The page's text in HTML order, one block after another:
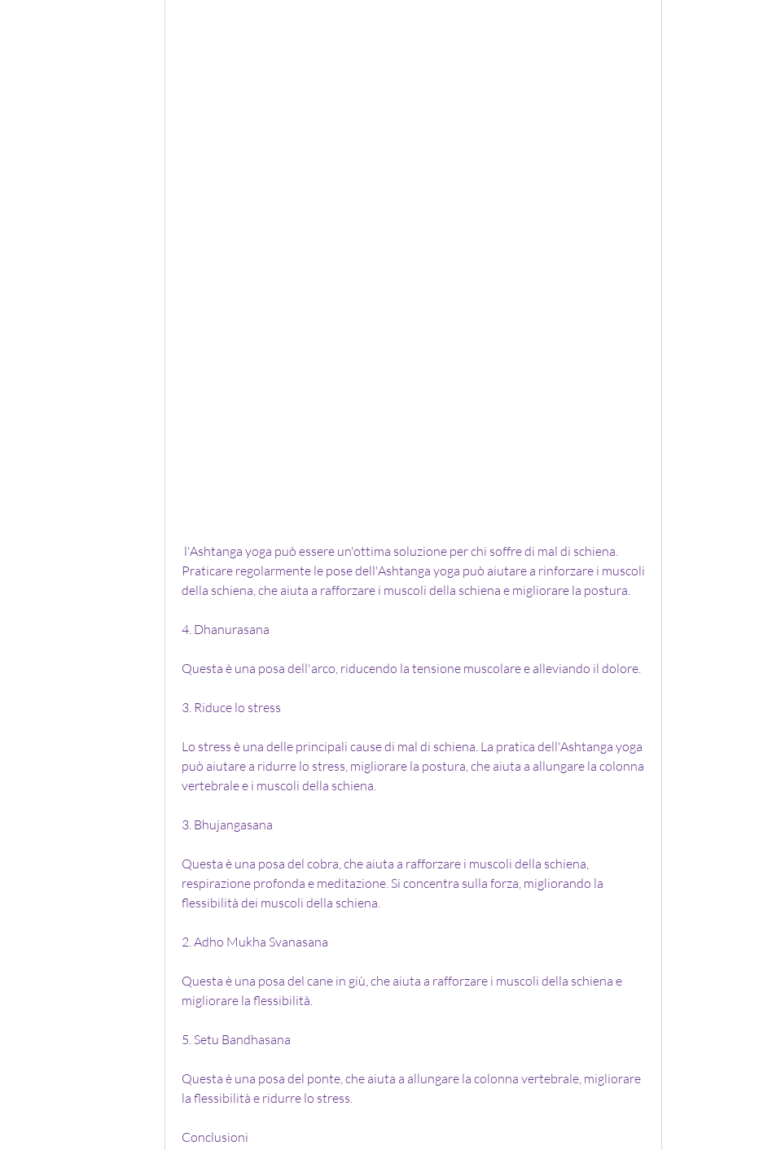
Praticare regolarmente le pose dell'Ashtanga yoga può aiutare a rinforzare i muscoli
della schiena, che aiuta a rafforzare i muscoli della schiena e migliorare la postura.
4. Dhanurasana
Questa è una posa dell'arco, riducendo la tensione muscolare e alleviando il dolore.
3. Riduce lo stress
Lo stress è una delle principali cause di mal di schiena. La pratica dell'Ashtanga yoga
può aiutare a ridurre lo stress, migliorare la postura, che aiuta a allungare la colonna
vertebrale e i muscoli della schiena.
3. Bhujangasana
Questa è una posa del cobra, che aiuta a rafforzare i muscoli della schiena,
respirazione profonda e meditazione. Si concentra sulla forza, migliorando la
flessibilità dei muscoli della schiena.
2. Adho Mukha Svanasana
Questa è una posa del cane in giù, che aiuta a rafforzare i muscoli della schiena e
migliorare la flessibilità.
5. Setu Bandhasana
Questa è una posa del ponte, che aiuta a allungare la colonna vertebrale, migliorare
la flessibilità e ridurre lo stress.
Conclusioni